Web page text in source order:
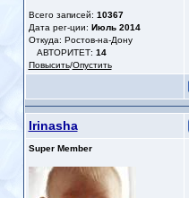
Всего записей: 10367
Дата рег-ции: Июль 2014
Откуда: Ростов-на-Дону
АВТОРИТЕТ: 14
Повысить/Опустить
Irinasha
Super Member